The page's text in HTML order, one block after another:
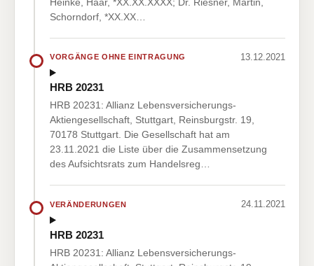
Schorndorf, *XX.XX…
VORGÄNGE OHNE EINTRAGUNG 13.12.2021
HRB 20231
HRB 20231: Allianz Lebensversicherungs-
Aktiengesellschaft, Stuttgart, Reinsburgstr. 19,
70178 Stuttgart. Die Gesellschaft hat am
23.11.2021 die Liste über die Zusammensetzung
des Aufsichtsrats zum Handelsreg…
VERÄNDERUNGEN 24.11.2021
HRB 20231
HRB 20231: Allianz Lebensversicherungs-